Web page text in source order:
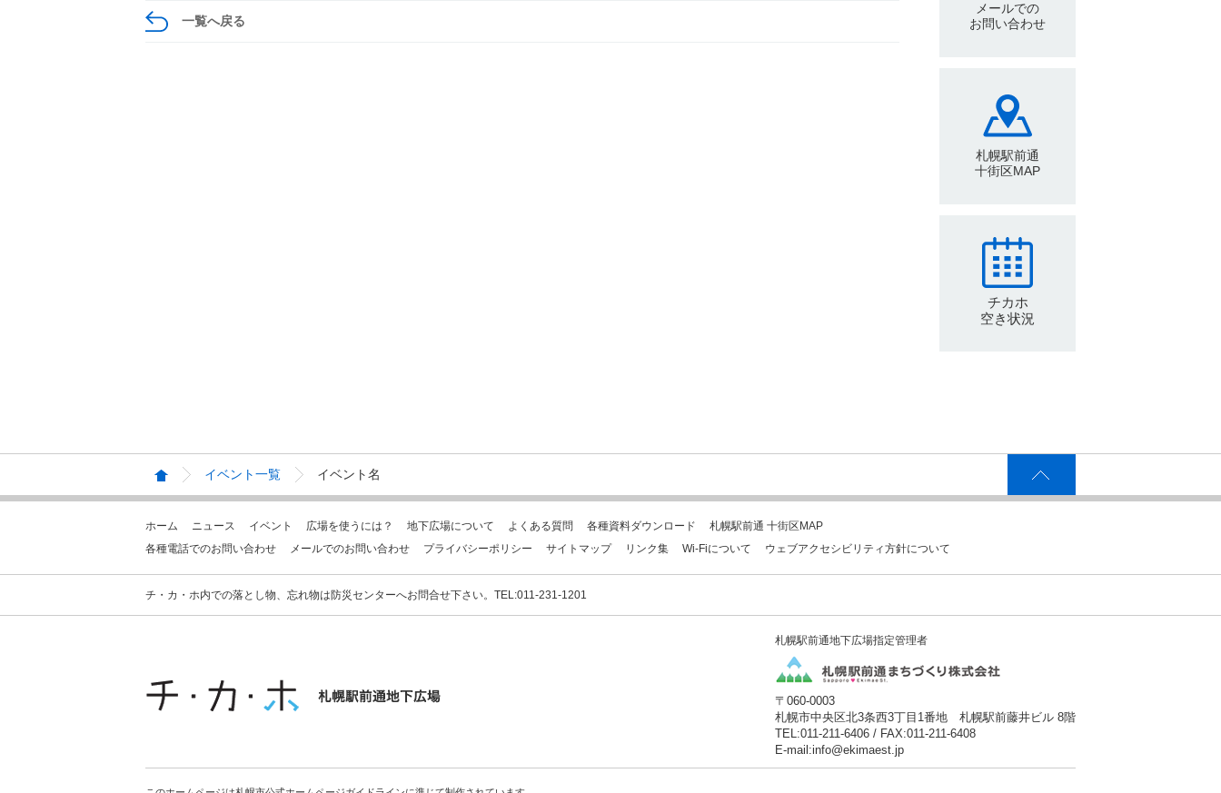
一覧へ戻る
メールでの
お問い合わせ
札幌駅前通
十街区MAP
チカホ
空き状況
イベント一覧 イベント名
ホーム ニュース イベント 広場を使うには？ 地下広場について よくある質問 各種資料ダウンロード
札幌駅前通 十街区MAP
各種電話でのお問い合わせ
メールでのお問い合わせ プライバシーポリシー サイトマップ リンク集 Wi-Fiについて ウェブアクセシビリティ方針について
チ・カ・ホ内での落とし物、忘れ物は防災センターへお問合せ下さい。TEL:011-231-1201
札幌駅前通地下広場指定管理者
〒060-0003
札幌市中央区北3条西3丁目1番地 札幌駅前藤井ビル 8階
TEL:011-211-6406 / FAX:011-211-6408
E-mail:info@ekimaest.jp